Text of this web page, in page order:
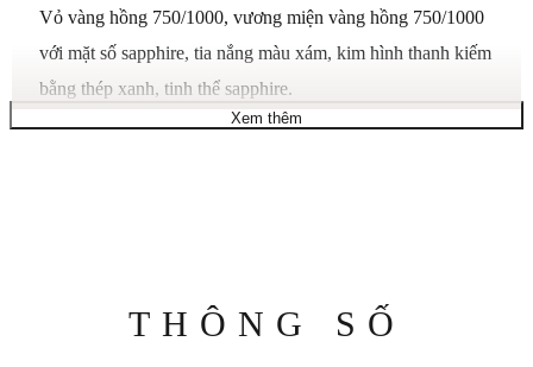
Vỏ vàng hồng 750/1000, vương miện vàng hồng 750/1000
với mặt số sapphire, tia nắng màu xám, kim hình thanh kiếm
bằng thép xanh, tinh thể sapphire.
Dây đeo bằng da cá sấu màu xám, khóa ardillon 750/1000
Kích thước vỏ: 39,49 x 29,2 mm, độ dày: 6,09 mm. Phiên
bản giới hạn 150 chiếc đồng hồ được đánh số riêng. Chống
Xem thêm
THÔNG SỐ